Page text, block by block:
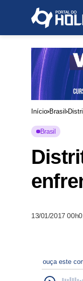
Início Brasil
Brasil
13/01/2017
ouça este